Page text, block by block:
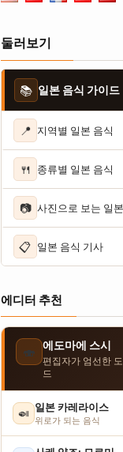
둘러보기
📚 일본 음식 가이드
📍 지역별 일본 음식
🍴 종류별 일본 음식
📷 사진으로 보는 일
📋 일본 음식 기사
에디터 추천
🍣 에도마에 스시
편집자가 엄선한
드
🍛 일본 카레라이스
위로가 되는 음식